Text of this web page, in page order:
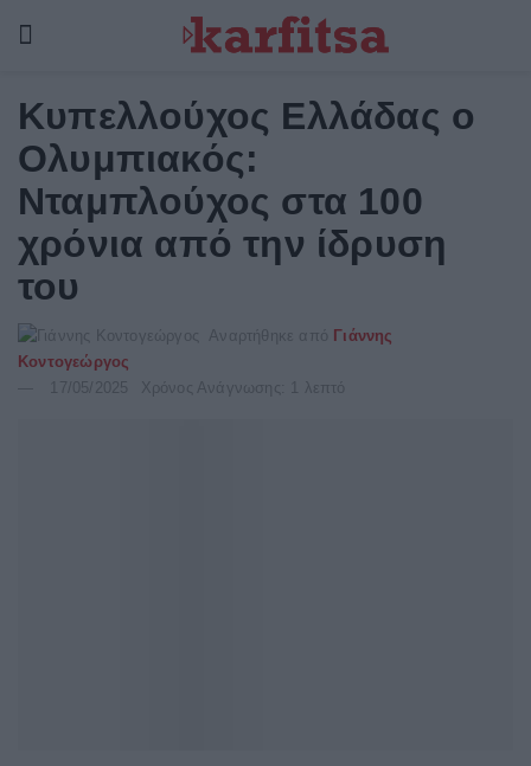
Κυπελλούχος Ελλάδας ο
Ολυμπιακός:
Νταμπλούχος στα 100
χρόνια από την ίδρυση
του
Αναρτήθηκε από
Γιάννης
Κοντογεώργος
17/05/2025
Χρόνος Ανάγνωσης: 1 λεπτό